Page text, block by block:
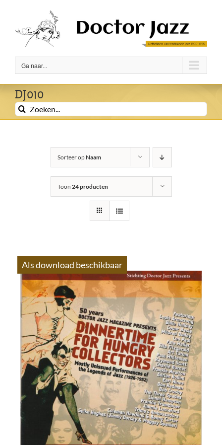
inhoud
Ga naar...
DJ010
Zoeken
naar:
Sorteer opNaam
Toon 24 producten
Als download beschikbaar